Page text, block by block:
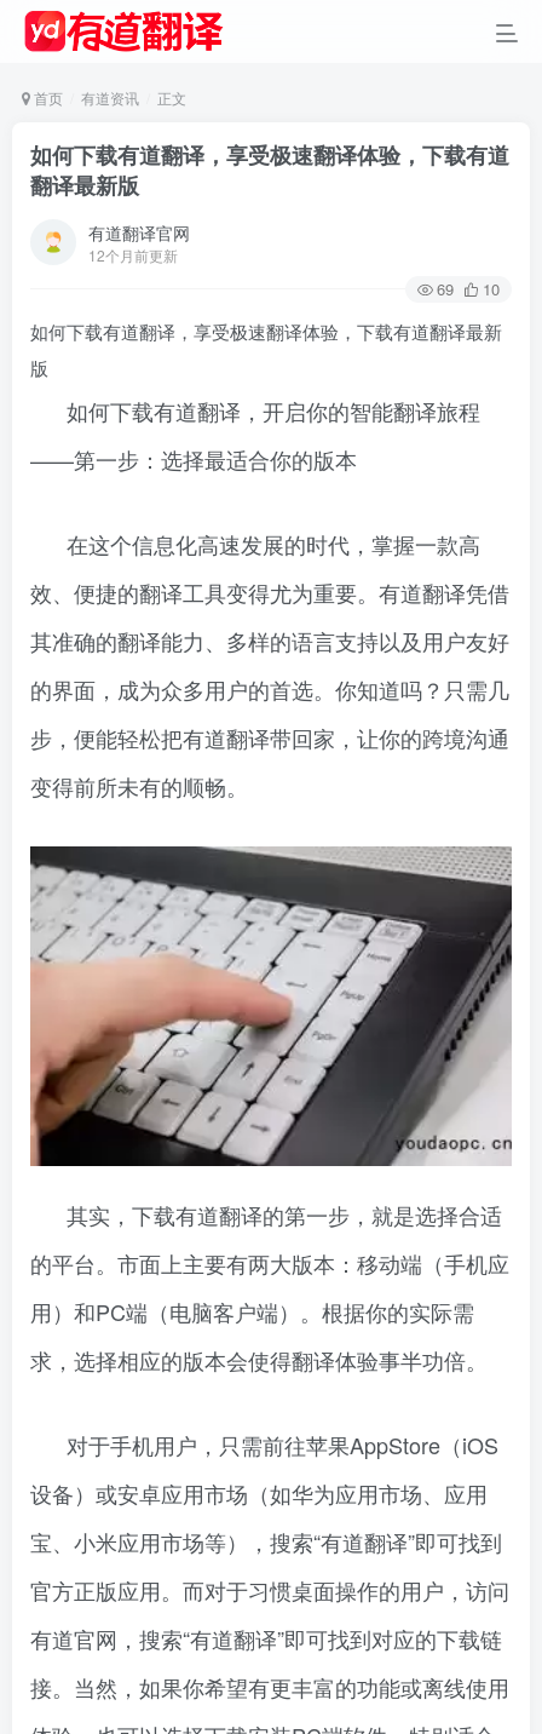
首页 有道资讯 正文
如何下载有道翻译，享受极速翻译体验，下载有道
翻译最新版
有道翻译官网
12个月前更新
69 10
如何下载有道翻译，享受极速翻译体验，下载有道翻译最新
版
如何下载有道翻译，开启你的智能翻译旅程
——第一步：选择最适合你的版本
在这个信息化高速发展的时代，掌握一款高
效、便捷的翻译工具变得尤为重要。有道翻译凭借
其准确的翻译能力、多样的语言支持以及用户友好
的界面，成为众多用户的首选。你知道吗？只需几
步，便能轻松把有道翻译带回家，让你的跨境沟通
变得前所未有的顺畅。
其实，下载有道翻译的第一步，就是选择合适
的平台。市面上主要有两大版本：移动端（手机应
用）和PC端（电脑客户端）。根据你的实际需
求，选择相应的版本会使得翻译体验事半功倍。
对于手机用户，只需前往苹果AppStore（iOS
设备）或安卓应用市场（如华为应用市场、应用
宝、小米应用市场等），搜索“有道翻译”即可找到
官方正版应用。而对于习惯桌面操作的用户，访问
有道官网，搜索“有道翻译”即可找到对应的下载链
接。当然，如果你希望有更丰富的功能或离线使用